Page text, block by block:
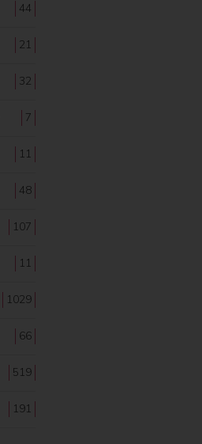
44
21
32
7
11
48
107
11
1029
66
519
191